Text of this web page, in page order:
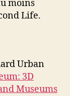
moins
Life.
Urban
3D
Museums